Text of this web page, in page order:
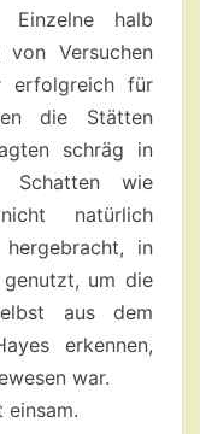
halb
Versuchen
erfolgreich für
die Stätten
schräg in
Schatten wie
natürlich
in
um die
aus dem
erkennen,
war.
einsam.